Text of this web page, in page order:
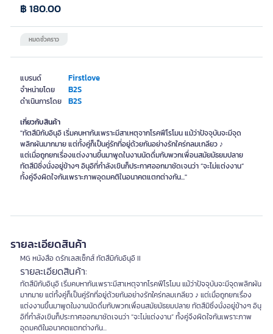
แบรนด์ Firstlove
จำหน่ายโดย B2S
ดำเนินการโดย B2S
หมดชั่วคราว
฿ 180.00
เกี่ยวกับสินค้า
"ทัตสึมิกับอินุอิ เริ่มคบหากันเพราะมีสาเหตุจากโรคฟีโรโมน แม้ว่าปัจจุบันจะมีจุด
พลิกผันมากมาย แต่ทั้งคู่ก็เป็นคู่รักที่อยู่ด้วยกันอย่างรักใคร่กลมเกลียว ♪
แต่เมื่อถูกยกเรื่องแต่งงานขึ้นมาพูดในงานนัดดื่มกับพวกเพื่อนสมัยมัธยมปลาย
ทัตสึมิซึ่งนั่งอยู่ข้างๆ อินุอิที่กำลังเขินก็ประกาศออกมาชัดเจนว่า “จะไม่แต่งงาน”
ทั้งคู่จึงผิดใจกันเพราะภาพอุดมคติในอนาคตแตกต่างกัน..."
รายละเอียดสินค้า
MG หนังสือ ดรักเลสเซ็กส์ ทัตสึมิกับอินุอิ II
รายละเอียดสินค้า:
ทัตสึมิกับอินุอิ เริ่มคบหากันเพราะมีสาเหตุจากโรคฟีโรโมน แม้ว่าปัจจุบันจะมีจุดพลิกผัน
มากมาย แต่ทั้งคู่ก็เป็นคู่รักที่อยู่ด้วยกันอย่างรักใคร่กลมเกลียว ♪ แต่เมื่อถูกยกเรื่อง
แต่งงานขึ้นมาพูดในงานนัดดื่มกับพวกเพื่อนสมัยมัธยมปลาย ทัตสึมิซึ่งนั่งอยู่ข้างๆ อินุ
อิที่กำลังเขินก็ประกาศออกมาชัดเจนว่า “จะไม่แต่งงาน” ทั้งคู่จึงผิดใจกันเพราะภาพ
อุดมคติในอนาคตแตกต่างกัน...